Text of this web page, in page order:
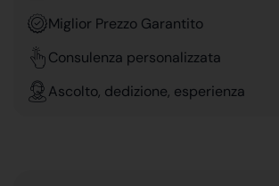
Miglior Prezzo Garantito
Consulenza personalizzata
Ascolto, dedizione, esperienza